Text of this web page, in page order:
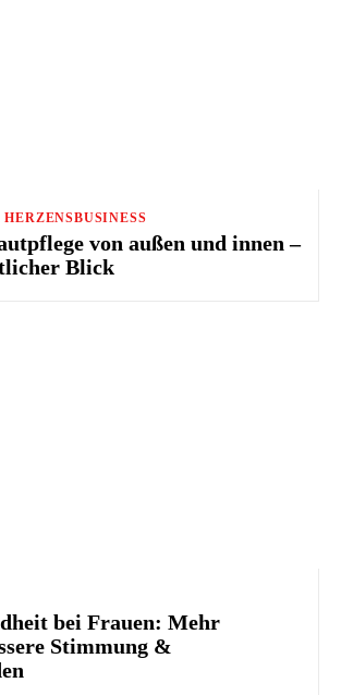
von außen und innen –
Blick
bei Frauen: Mehr
Stimmung &